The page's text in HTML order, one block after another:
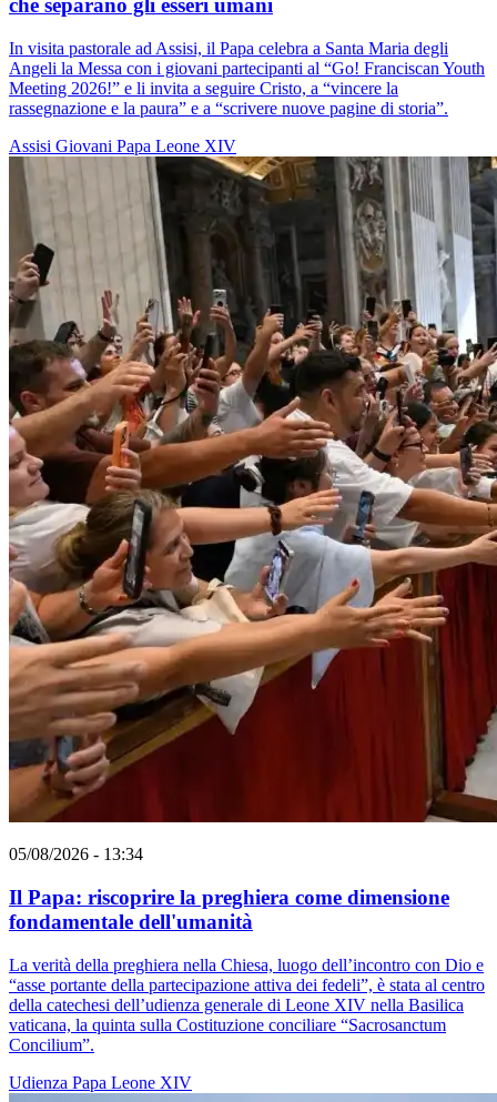
che separano gli esseri umani
In visita pastorale ad Assisi, il Papa celebra a Santa Maria degli
Angeli la Messa con i giovani partecipanti al “Go! Franciscan Youth
Meeting 2026!” e li invita a seguire Cristo, a “vincere la
rassegnazione e la paura” e a “scrivere nuove pagine di storia”.
Assisi Giovani Papa Leone XIV
05/08/2026 - 13:34
Il Papa: riscoprire la preghiera come dimensione
fondamentale dell'umanità
La verità della preghiera nella Chiesa, luogo dell’incontro con Dio e
“asse portante della partecipazione attiva dei fedeli”, è stata al centro
della catechesi dell’udienza generale di Leone XIV nella Basilica
vaticana, la quinta sulla Costituzione conciliare “Sacrosanctum
Concilium”.
Udienza Papa Leone XIV